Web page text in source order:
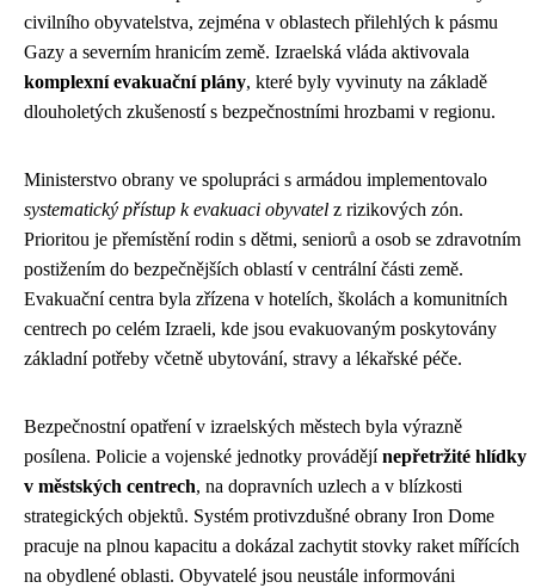
civilního obyvatelstva, zejména v oblastech přilehlých k pásmu
Gazy a severním hranicím země. Izraelská vláda aktivovala
komplexní evakuační plány, které byly vyvinuty na základě
dlouholetých zkušeností s bezpečnostními hrozbami v regionu.
Ministerstvo obrany ve spolupráci s armádou implementovalo
systematický přístup k evakuaci obyvatel z rizikových zón.
Prioritou je přemístění rodin s dětmi, seniorů a osob se zdravotním
postižením do bezpečnějších oblastí v centrální části země.
Evakuační centra byla zřízena v hotelích, školách a komunitních
centrech po celém Izraeli, kde jsou evakuovaným poskytovány
základní potřeby včetně ubytování, stravy a lékařské péče.
Bezpečnostní opatření v izraelských městech byla výrazně
posílena. Policie a vojenské jednotky provádějínepřetržité hlídky
v městských centrech, na dopravních uzlech a v blízkosti
strategických objektů. Systém protivzdušné obrany Iron Dome
pracuje na plnou kapacitu a dokázal zachytit stovky raket mířících
na obydlené oblasti. Obyvatelé jsou neustále informováni